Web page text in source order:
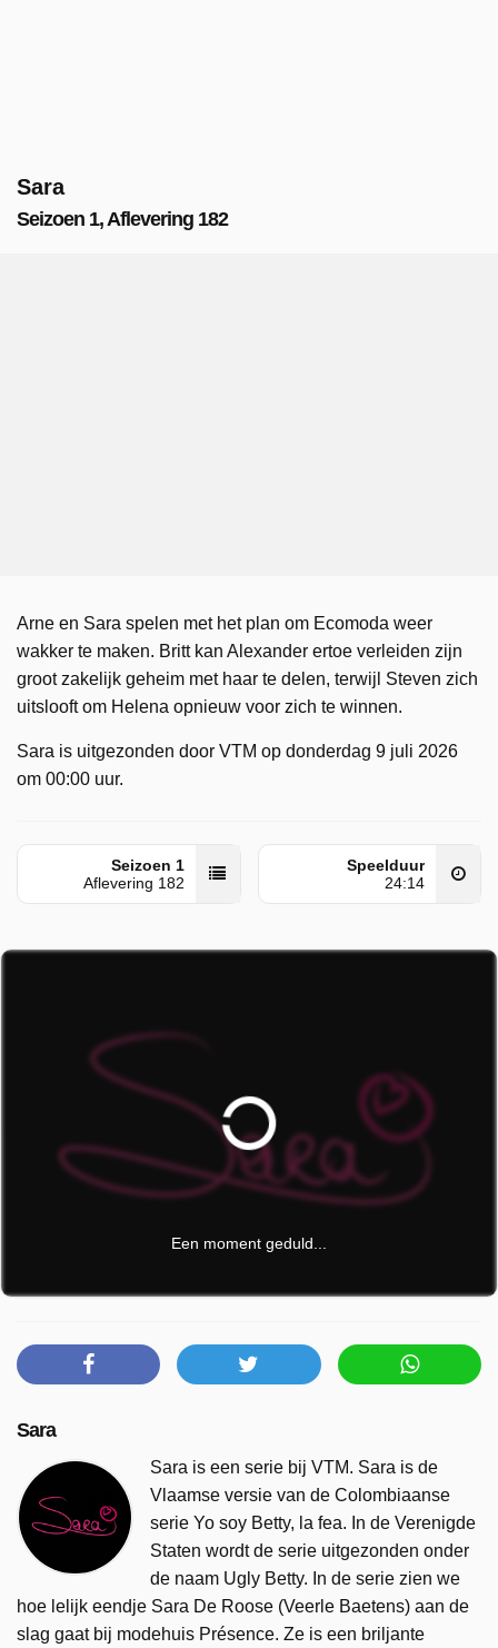
Sara
Seizoen 1, Aflevering 182
Arne en Sara spelen met het plan om Ecomoda weer
wakker te maken. Britt kan Alexander ertoe verleiden zijn
groot zakelijk geheim met haar te delen, terwijl Steven zich
uitslooft om Helena opnieuw voor zich te winnen.
Sara is uitgezonden door VTM op donderdag 9 juli 2026
om 00:00 uur.
Seizoen 1
Aflevering 182
Speelduur
24:14
Een moment geduld...
Sara
Sara is een serie bij VTM. Sara is de
Vlaamse versie van de Colombiaanse
serie Yo soy Betty, la fea. In de Verenigde
Staten wordt de serie uitgezonden onder
de naam Ugly Betty. In de serie zien we
hoe lelijk eendje Sara De Roose (Veerle Baetens) aan de
slag gaat bij modehuis Présence. Ze is een briljante